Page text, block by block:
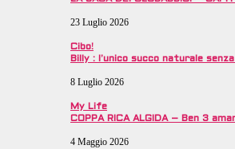
23 Luglio 2026
Cibo!
Billy : l’unico succo naturale
8 Luglio 2026
My Life
COPPA RICA ALGIDA – Ben 3
4 Maggio 2026